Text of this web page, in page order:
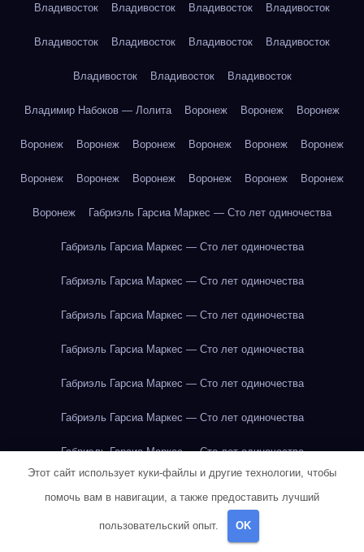
Владивосток Владивосток Владивосток Владивосток
Владивосток Владивосток Владивосток Владивосток
Владивосток Владивосток Владивосток
Владимир Набоков — Лолита Воронеж Воронеж Воронеж
Воронеж Воронеж Воронеж Воронеж Воронеж Воронеж
Воронеж Воронеж Воронеж Воронеж Воронеж Воронеж
Воронеж Габриэль Гарсиа Маркес — Сто лет одиночества
Габриэль Гарсиа Маркес — Сто лет одиночества
Габриэль Гарсиа Маркес — Сто лет одиночества
Габриэль Гарсиа Маркес — Сто лет одиночества
Габриэль Гарсиа Маркес — Сто лет одиночества
Габриэль Гарсиа Маркес — Сто лет одиночества
Габриэль Гарсиа Маркес — Сто лет одиночества
Габриэль Гарсиа Маркес — Сто лет одиночества
Габриэль Гарсиа Маркес — Сто лет одиночества
Этот сайт использует куки-файлы и другие технологии, чтобы
помочь вам в навигации, а также предоставить лучший
пользовательский опыт. OK